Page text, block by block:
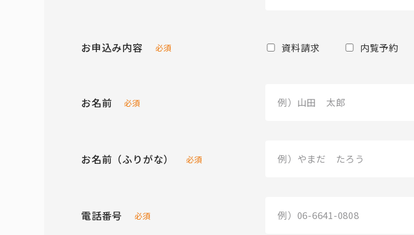
お申込み内容 必須 資料請求 内覧予約
お名前 必須
お名前（ふりがな） 必須
電話番号 必須